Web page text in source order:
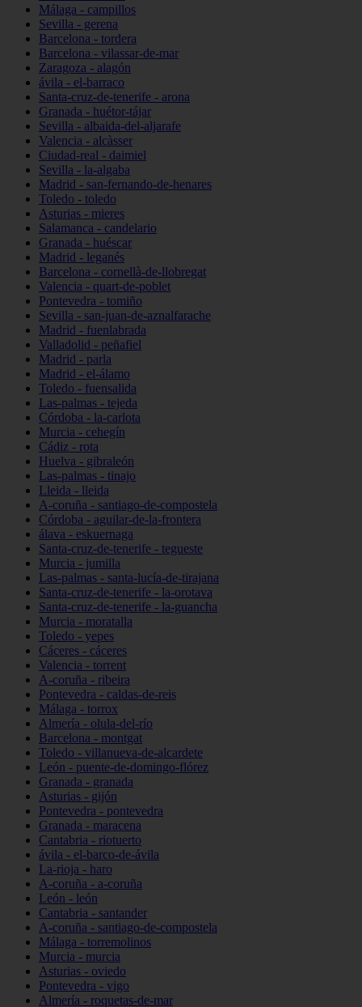
Málaga - campillos
Sevilla - gerena
Barcelona - tordera
Barcelona - vilassar-de-mar
Zaragoza - alagón
ávila - el-barraco
Santa-cruz-de-tenerife - arona
Granada - huétor-tájar
Sevilla - albaida-del-aljarafe
Valencia - alcàsser
Ciudad-real - daimiel
Sevilla - la-algaba
Madrid - san-fernando-de-henares
Toledo - toledo
Asturias - mieres
Salamanca - candelario
Granada - huéscar
Madrid - leganés
Barcelona - cornellà-de-llobregat
Valencia - quart-de-poblet
Pontevedra - tomiño
Sevilla - san-juan-de-aznalfarache
Madrid - fuenlabrada
Valladolid - peñafiel
Madrid - parla
Madrid - el-álamo
Toledo - fuensalida
Las-palmas - tejeda
Córdoba - la-carlota
Murcia - cehegín
Cádiz - rota
Huelva - gibraleón
Las-palmas - tinajo
Lleida - lleida
A-coruña - santiago-de-compostela
Córdoba - aguilar-de-la-frontera
álava - eskuernaga
Santa-cruz-de-tenerife - tegueste
Murcia - jumilla
Las-palmas - santa-lucía-de-tirajana
Santa-cruz-de-tenerife - la-orotava
Santa-cruz-de-tenerife - la-guancha
Murcia - moratalla
Toledo - yepes
Cáceres - cáceres
Valencia - torrent
A-coruña - ribeira
Pontevedra - caldas-de-reis
Málaga - torrox
Almería - olula-del-río
Barcelona - montgat
Toledo - villanueva-de-alcardete
León - puente-de-domingo-flórez
Granada - granada
Asturias - gijón
Pontevedra - pontevedra
Granada - maracena
Cantabria - riotuerto
ávila - el-barco-de-ávila
La-rioja - haro
A-coruña - a-coruña
León - león
Cantabria - santander
A-coruña - santiago-de-compostela
Málaga - torremolinos
Murcia - murcia
Asturias - oviedo
Pontevedra - vigo
Almería - roquetas-de-mar